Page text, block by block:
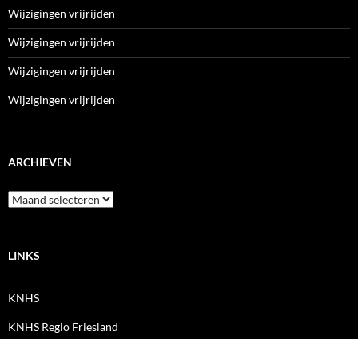
Wijzigingen vrijrijden
Wijzigingen vrijrijden
Wijzigingen vrijrijden
Wijzigingen vrijrijden
ARCHIEVEN
Archieven
LINKS
KNHS
KNHS Regio Friesland